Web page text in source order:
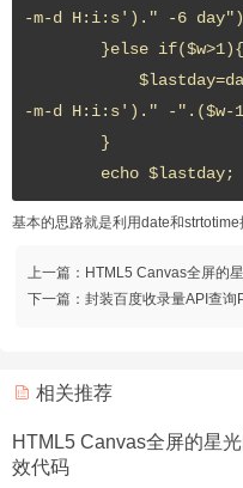
-m-d H:i:s')." -6
-m-d H:i:s')." -".($w-
        echo $lastday;
基本的思路就是利用date和
上一篇： HTML5 Canvas全屏的
下一篇： 封装百度收录量API查询
相关推荐
HTML5 Canvas全屏的星
效代码